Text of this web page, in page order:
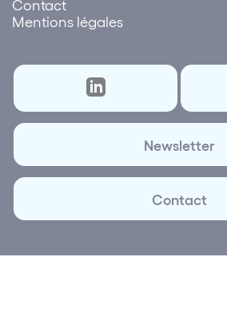
Contact
Mentions légales
Newsletter
Contact